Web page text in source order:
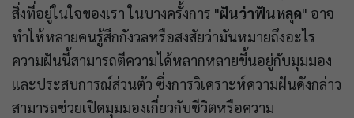
สิ่งที่อยู่ในใจของเรา ในบางครั้งการ "ฝันว่าฟันหลุด" อาจ
ทำให้หลายคนรู้สึกกังวลหรือสงสัยว่ามันหมายถึงอะไร
ความฝันนี้สามารถตีความได้หลากหลายขึ้นอยู่กับมุมมอง
และประสบการณ์ส่วนตัว ซึ่งการวิเคราะห์ความฝันดังกล่าว
สามารถช่วยเปิดมุมมองเกี่ยวกับชีวิตหรือความ